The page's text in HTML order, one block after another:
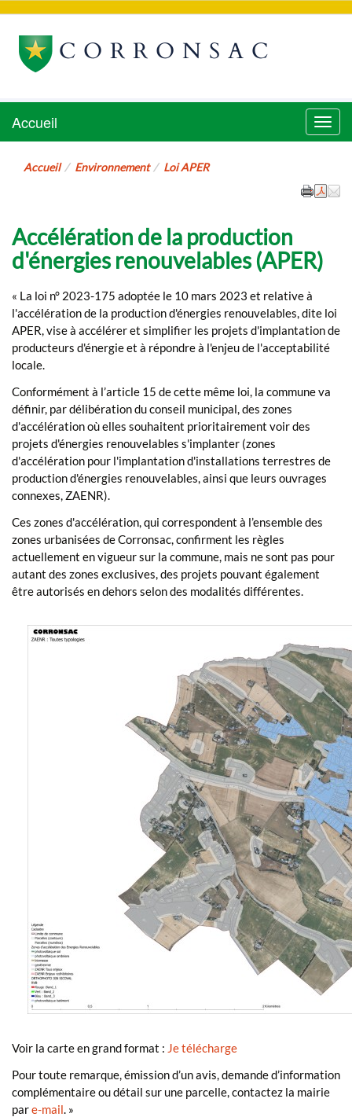
CORRONSAC
Menu
Accueil
Accueil Environnement Loi APER
Accélération de la production
d'énergies renouvelables (APER)
« La loi n° 2023-175 adoptée le 10 mars 2023 et relative à
l'accélération de la production d'énergies renouvelables, dite loi
APER, vise à accélérer et simplifier les projets d'implantation de
producteurs d'énergie et à répondre à l'enjeu de l'acceptabilité
locale.
Conformément à l’article 15 de cette même loi, la commune va
définir, par délibération du conseil municipal, des zones
d'accélération où elles souhaitent prioritairement voir des
projets d'énergies renouvelables s'implanter (zones
d'accélération pour l'implantation d'installations terrestres de
production d'énergies renouvelables, ainsi que leurs ouvrages
connexes, ZAENR).
Ces zones d'accélération, qui correspondent à l’ensemble des
zones urbanisées de Corronsac, confirment les règles
actuellement en vigueur sur la commune, mais ne sont pas pour
autant des zones exclusives, des projets pouvant également
être autorisés en dehors selon des modalités différentes.
Voir la carte en grand format : Je télécharge
Pour toute remarque, émission d’un avis, demande d’information
complémentaire ou détail sur une parcelle, contactez la mairie
pare-mail. »